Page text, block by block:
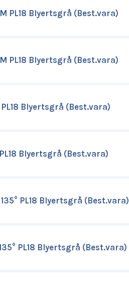
PL18 Blyertsgrå (Best.vara)
PL18 Blyertsgrå (Best.vara)
Blyertsgrå (Best.vara)
Blyertsgrå (Best.vara)
PL18 Blyertsgrå (Best.vara)
PL18 Blyertsgrå (Best.vara)